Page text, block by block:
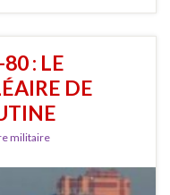
: LE
DE
militaire